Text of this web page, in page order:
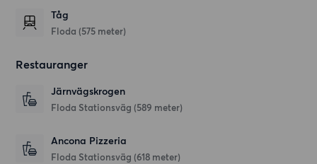
Tåg
Floda (575 meter)
Restauranger
Järnvägskrogen
Floda Stationsväg (589 meter)
Ancona Pizzeria
Floda Stationsväg (618 meter)